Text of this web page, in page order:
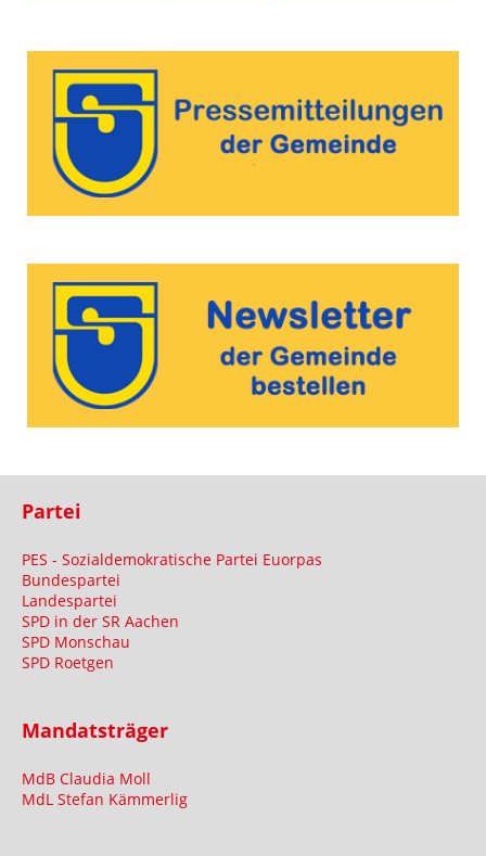
Partei
PES - Sozialdemokratische Partei Euorpas
Bundespartei
Landespartei
SPD in der SR Aachen
SPD Monschau
SPD Roetgen
Mandatsträger
MdB Claudia Moll
MdL Stefan Kämmerlig